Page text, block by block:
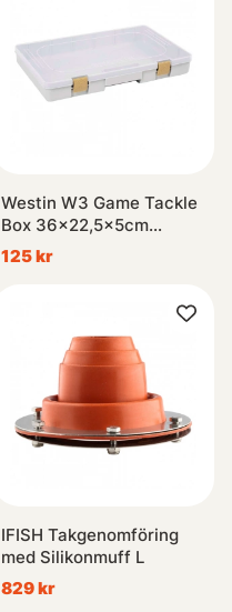
Westin W3 Game Tackle
Box 36x22,5x5cm
Grey/Clear
125 kr
IFISH Takgenomföring
med Silikonmuff L
829 kr